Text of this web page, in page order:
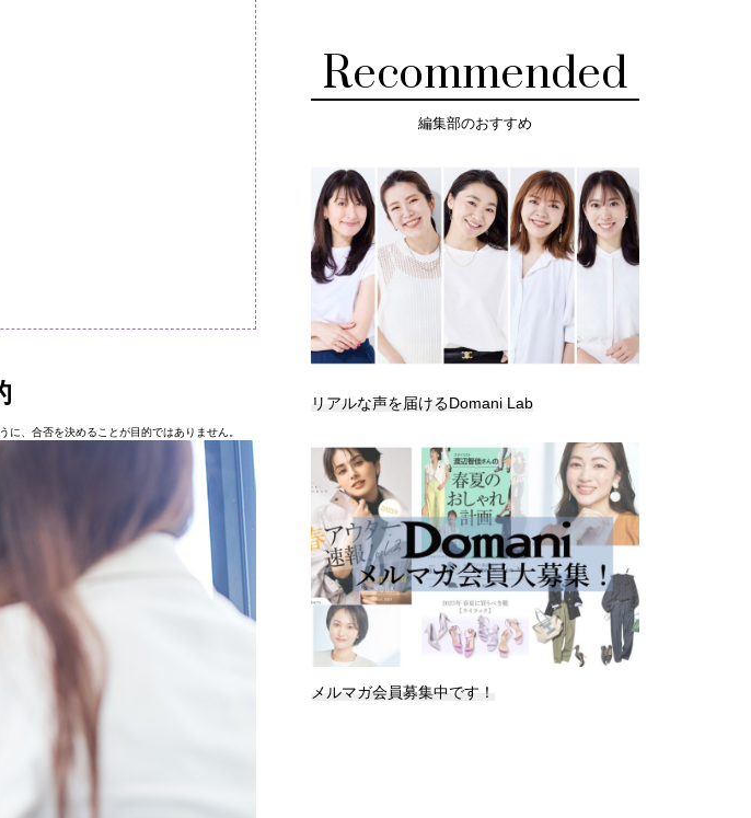
、合否を決めることが目的ではありません。
Recommended
編集部のおすすめ
リアルな声を届けるDomani Lab
メルマガ会員募集中です！